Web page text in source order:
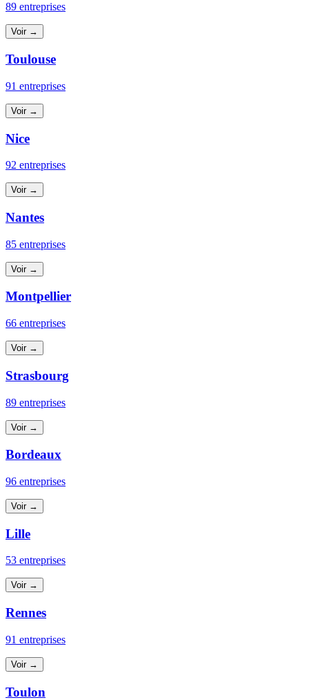
89 entreprises
Voir →
Toulouse
91 entreprises
Voir →
Nice
92 entreprises
Voir →
Nantes
85 entreprises
Voir →
Montpellier
66 entreprises
Voir →
Strasbourg
89 entreprises
Voir →
Bordeaux
96 entreprises
Voir →
Lille
53 entreprises
Voir →
Rennes
91 entreprises
Voir →
Toulon